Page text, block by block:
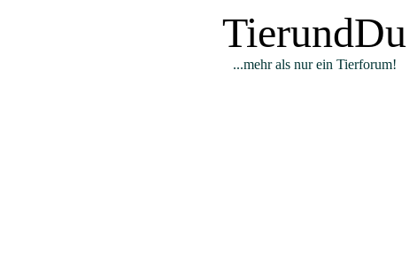
TierundDu
...mehr als nur ein Tierforum!